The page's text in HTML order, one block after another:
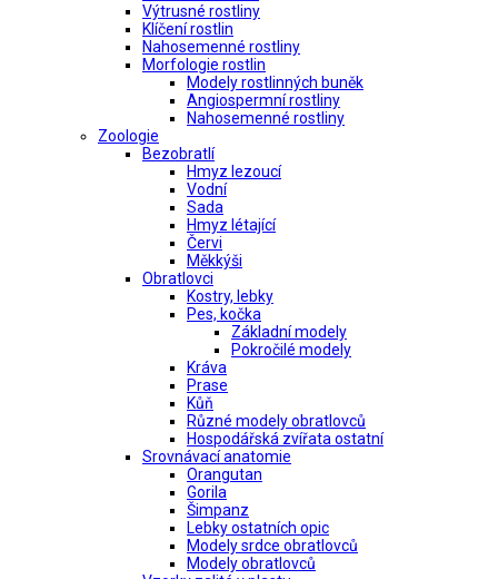
Výtrusné rostliny
Klíčení rostlin
Nahosemenné rostliny
Morfologie rostlin
Modely rostlinných buněk
Angiospermní rostliny
Nahosemenné rostliny
Zoologie
Bezobratlí
Hmyz lezoucí
Vodní
Sada
Hmyz létající
Červi
Měkkýši
Obratlovci
Kostry, lebky
Pes, kočka
Základní modely
Pokročilé modely
Kráva
Prase
Kůň
Různé modely obratlovců
Hospodářská zvířata ostatní
Srovnávací anatomie
Orangutan
Gorila
Šimpanz
Lebky ostatních opic
Modely srdce obratlovců
Modely obratlovců